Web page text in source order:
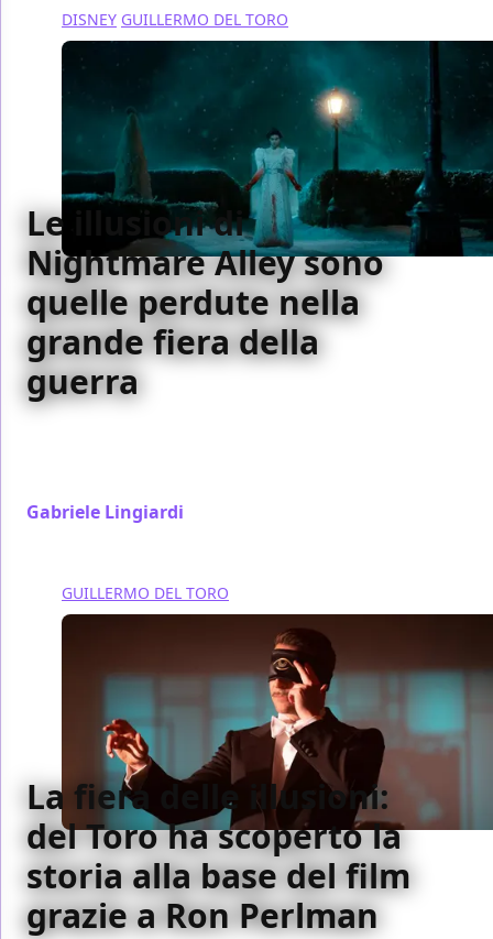
DISNEY GUILLERMO DEL TORO
Le illusioni di
Nightmare Alley sono
quelle perdute nella
grande fiera della
guerra
Gabriele Lingiardi
GUILLERMO DEL TORO
La fiera delle illusioni:
del Toro ha scoperto la
storia alla base del film
grazie a Ron Perlman